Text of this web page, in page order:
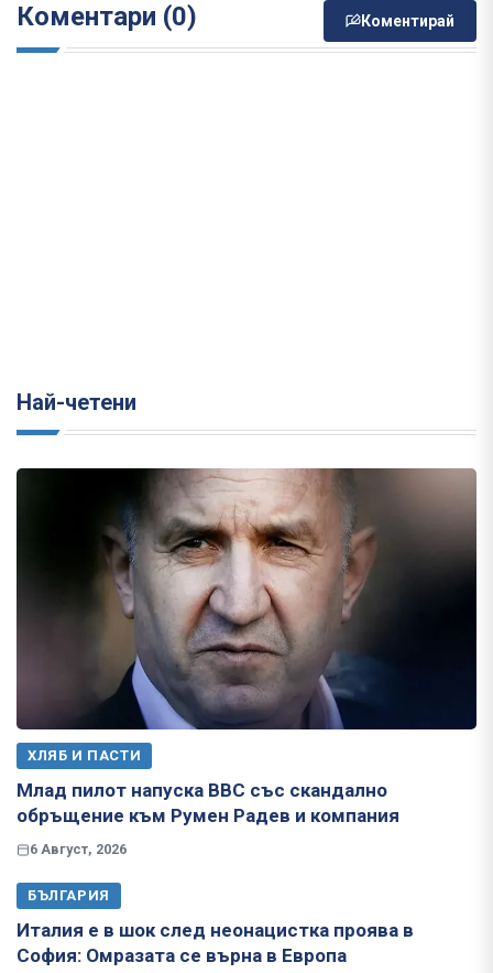
Коментари (0) Коментирай
Най-четени
ХЛЯБ И ПАСТИ
Млад пилот напуска ВВС със скандално
обръщение към Румен Радев и компания
6 Август, 2026
БЪЛГАРИЯ
Италия е в шок след неонацистка проява в
София: Омразата се върна в Европа